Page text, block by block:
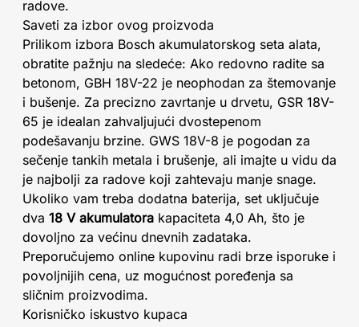
radove.
Saveti za izbor ovog proizvoda
Prilikom izbora Bosch akumulatorskog seta alata,
obratite pažnju na sledeće: Ako redovno radite sa
betonom, GBH 18V-22 je neophodan za štemovanje
i bušenje. Za precizno zavrtanje u drvetu, GSR 18V-
65 je idealan zahvaljujući dvostepenom
podešavanju brzine. GWS 18V-8 je pogodan za
sečenje tankih metala i brušenje, ali imajte u vidu da
je najbolji za radove koji zahtevaju manje snage.
Ukoliko vam treba dodatna baterija, set uključuje
dva 18 V akumulatora kapaciteta 4,0 Ah, što je
dovoljno za većinu dnevnih zadataka.
Preporučujemo online kupovinu radi brze isporuke i
povoljnijih cena, uz mogućnost poređenja sa
sličnim proizvodima.
Korisničko iskustvo kupaca